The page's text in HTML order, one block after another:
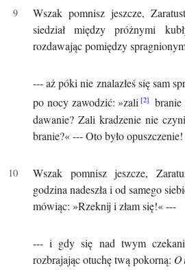
Wszak pomnisz jeszcze,
siedział między próżnymi
rozdawając pomiędzy
--- aż póki nie znalazłeś się sam
po nocy zawodzić: »zali
dawanie? Zali kradzenie nie
branie?« --- Oto było opuszczenie!
Wszak pomnisz jeszcze,
godzina nadeszła i od samego
mówiąc: »Rzeknij i złam się!« ---
--- i gdy się nad twym
rozbrajając otuchę twą pokorną: